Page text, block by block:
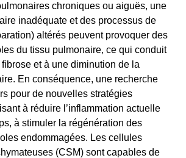
chroniques ou aiguës, une
inadéquate et des processus de
altérés peuvent provoquer des
du tissu pulmonaire, ce qui conduit
et à une diminution de la
En conséquence, une recherche
pour de nouvelles stratégies
à réduire l’inflammation actuelle
à stimuler la régénération des
endommagées. Les cellules
(CSM) sont capables de